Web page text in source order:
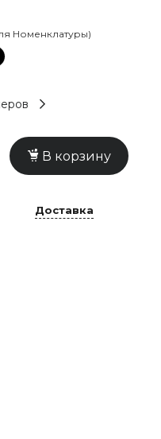
Номенклатуры)
В корзину
Доставка